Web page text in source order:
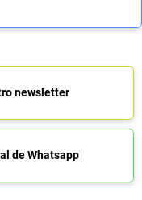
newsletter
de Whatsapp